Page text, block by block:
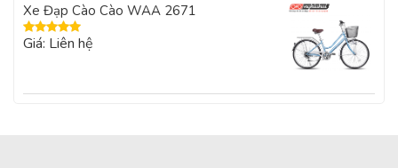
Xe Đạp Cào Cào WAA 2671
Được xếp
Giá: Liên hệ